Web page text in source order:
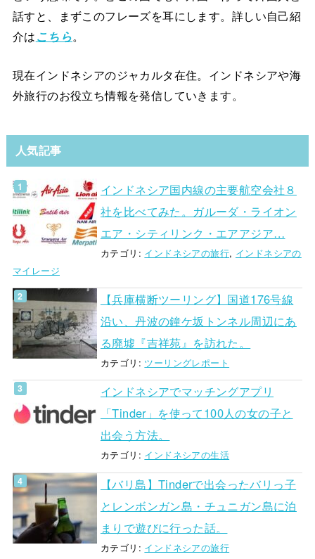
話すと、まずこのフレーズを耳にします。詳しい自己紹
介はこちら。
現在インドネシアのジャカルタ在住。インドネシアや海
外旅行のお役立ち情報を発信していきます。
人気記事
インドネシア国内線の主要航空会社８
社を比べてみた。ガルーダ・ライオン
エア・シティリンク・エアアジア…
カテゴリ: インドネシアの旅行, インドネシアの
マイレージ
【兵庫横断ツーリング】国道176号線
沿い、丹波の鐘ケ坂トンネル周辺にあ
る廃墟『吉祥苑』を訪れた。
カテゴリ: ツーリングレポート
インドネシアでマッチングアプリ
「Tinder」を使って100人の女の子と
出会う方法。
カテゴリ: インドネシアの生活
【バリ島】Tinderで出会ったバリっ子
とレンボンガン島・チュニガン島に泊
まりで遊びに行った話。
カテゴリ: インドネシアの旅行